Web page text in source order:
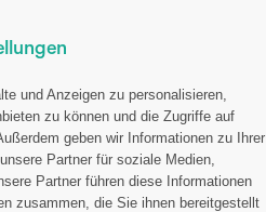
und Anzeigen zu personalisieren,
zu können und die Zugriffe auf
geben wir Informationen zu Ihrer
Partner für soziale Medien,
Partner führen diese Informationen
zusammen, die Sie ihnen bereitgestellt